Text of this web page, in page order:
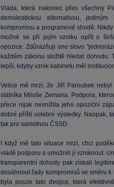
Vláda, která nakonec přes všechny
demokratickou alternativou,
kompromisu a programové shodě.
možné se při jejím vzniku opřít o
opozice. Zdůrazňuji ono slovo
každém zákonu složitě hledat dohodu.
lepší, kdyby vznik kabinetu měl
Velice mě mrzí, že Jiří Paroubek
státníka Miloše Zemana. Podpora,
přece nijak nesnížila jeho opoziční
dobré příští volební výsledky. Naopak,
tak pro samotnou ČSSD.
I když mě tato situace mrzí, chci
vládě podporu a umožnili jí vzniknout.
transparentní dohody pak získali
dosáhnout řady kompromisů ve směru
byla pouze tato dvojice, která